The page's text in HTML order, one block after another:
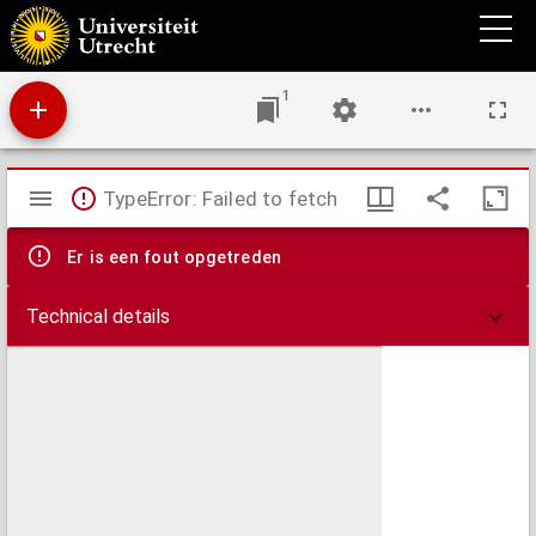
Begroetingen van den heiligen Joseph, voor iederen dag der maand
1
Mirador
viewer
TypeError: Failed to fetch
Er is een fout opgetreden
Technical details